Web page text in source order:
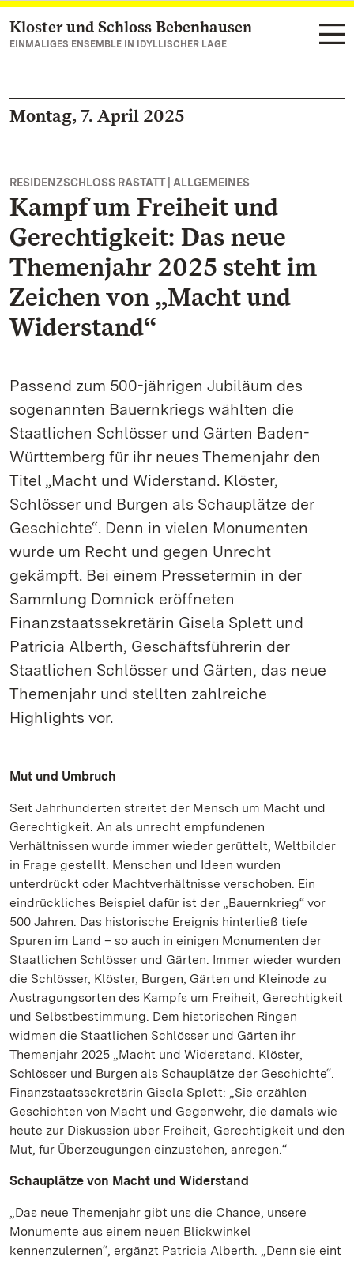
Zum Hauptinhalt springen
Kloster und Schloss Bebenhausen
EINMALIGES ENSEMBLE IN IDYLLISCHER LAGE
Montag, 7. April 2025
RESIDENZSCHLOSS RASTATT | ALLGEMEINES
Kampf um Freiheit und
Gerechtigkeit: Das neue
Themenjahr 2025 steht im
Zeichen von „Macht und
Widerstand“
Passend zum 500-jährigen Jubiläum des
sogenannten Bauernkriegs wählten die
Staatlichen Schlösser und Gärten Baden-
Württemberg für ihr neues Themenjahr den
Titel „Macht und Widerstand. Klöster,
Schlösser und Burgen als Schauplätze der
Geschichte“. Denn in vielen Monumenten
wurde um Recht und gegen Unrecht
gekämpft. Bei einem Pressetermin in der
Sammlung Domnick eröffneten
Finanzstaatssekretärin Gisela Splett und
Patricia Alberth, Geschäftsführerin der
Staatlichen Schlösser und Gärten, das neue
Themenjahr und stellten zahlreiche
Highlights vor.
Mut und Umbruch
Seit Jahrhunderten streitet der Mensch um Macht und
Gerechtigkeit. An als unrecht empfundenen
Verhältnissen wurde immer wieder gerüttelt, Weltbilder
in Frage gestellt. Menschen und Ideen wurden
unterdrückt oder Machtverhältnisse verschoben. Ein
eindrückliches Beispiel dafür ist der „Bauernkrieg“ vor
500 Jahren. Das historische Ereignis hinterließ tiefe
Spuren im Land – so auch in einigen Monumenten der
Staatlichen Schlösser und Gärten. Immer wieder wurden
die Schlösser, Klöster, Burgen, Gärten und Kleinode zu
Austragungsorten des Kampfs um Freiheit, Gerechtigkeit
und Selbstbestimmung. Dem historischen Ringen
widmen die Staatlichen Schlösser und Gärten ihr
Themenjahr 2025 „Macht und Widerstand. Klöster,
Schlösser und Burgen als Schauplätze der Geschichte“.
Finanzstaatssekretärin Gisela Splett: „Sie erzählen
Geschichten von Macht und Gegenwehr, die damals wie
heute zur Diskussion über Freiheit, Gerechtigkeit und den
Mut, für Überzeugungen einzustehen, anregen.“
Schauplätze von Macht und Widerstand
„Das neue Themenjahr gibt uns die Chance, unsere
Monumente aus einem neuen Blickwinkel
kennenzulernen“, ergänzt Patricia Alberth. „Denn sie eint